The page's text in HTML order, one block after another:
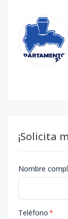
¡Solicita
Nombre
Teléfono*